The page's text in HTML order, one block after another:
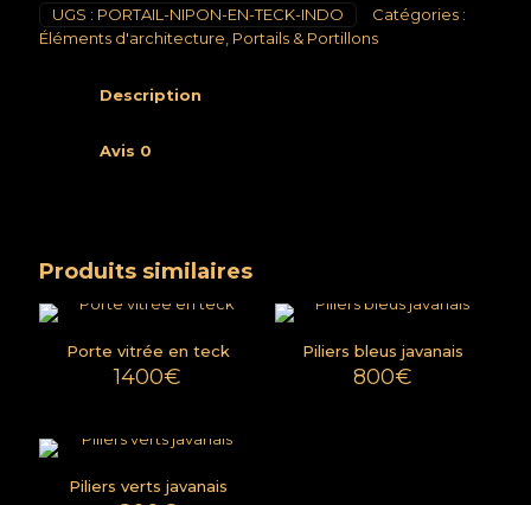
UGS : PORTAIL-NIPON-EN-TECK-INDO
Catégories :
Éléments d'architecture Portails & Portillons
Description
Avis 0
Produits similaires
Porte vitrée en teck
1400€
Piliers bleus javanais
800€
Piliers verts javanais